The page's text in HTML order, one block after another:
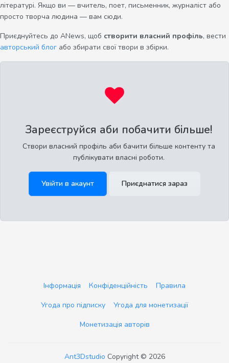
літературі. Якщо ви — вчитель, поет, письменник, журналіст або
просто творча людина — вам сюди.
Приєднуйтесь до ANews, щоб створити власний профіль, вести
авторський блог або збирати свої твори в збірки.
Зареєструйся аби побачити більше!
Створи власний профіль аби бачити більше контенту та
публікувати власні роботи.
Увійти в акаунт Приєднатися зараз
Інформація Конфіденційність
Правила
Угода про підписку
Угода для монетизації
Монетизація авторів
Ant3Dstudio Copyright © 2026